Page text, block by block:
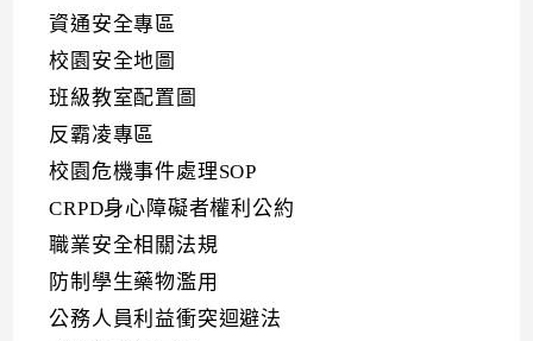
資通安全專區
校園安全地圖
班級教室配置圖
反霸凌專區
校園危機事件處理SOP
CRPD身心障礙者權利公約
職業安全相關法規
防制學生藥物濫用
公務人員利益衝突迴避法